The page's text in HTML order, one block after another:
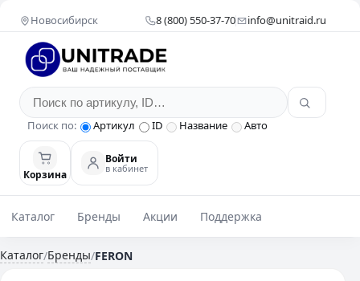
Новосибирск 8 (800) 550-37-70 info@unitraid.ru
Поиск по: Артикул ID Название Авто
Корзина
Войти
в кабинет
Каталог Бренды Акции Поддержка
Каталог/Бренды/FERON